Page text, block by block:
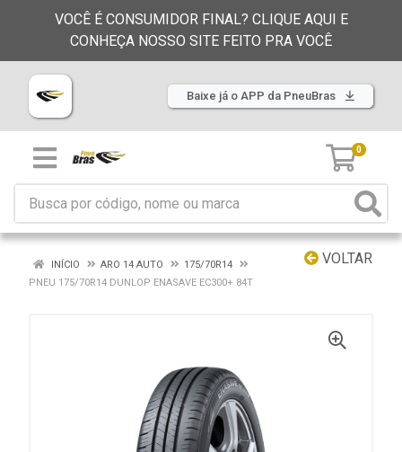
VOCÊ É CONSUMIDOR FINAL? CLIQUE AQUI E
CONHEÇA NOSSO SITE FEITO PRA VOCÊ
Baixe já o APP da PneuBras
0
VOLTAR
INÍCIO ARO 14 AUTO
175/70R14
PNEU 175/70R14 DUNLOP ENASAVE EC300+ 84T